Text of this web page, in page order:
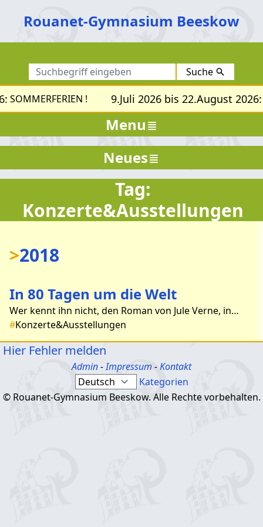
Rouanet-Gymnasium Beeskow
Suche
SOMMERFERIEN ! 9.Juli 2026 bis 22.August 2026:
Menu
Tag:
Konzerte&Ausstellungen
>2018
In 80 Tagen um die Welt
Wer kennt ihn nicht, den Roman von Jule Verne, in dem der Professor Phileas Fogg die Wette abschließt, in kurzer Zeit mit modernsten Transportmitteln einmal um die Welt zu reisen. Die
#Konzerte&Ausstellungen
Neues
Hier Fehler melden
Admin-Impressum-Kontakt
Kategorien
© Rouanet-Gymnasium Beeskow. Alle Rechte vorbehalten.